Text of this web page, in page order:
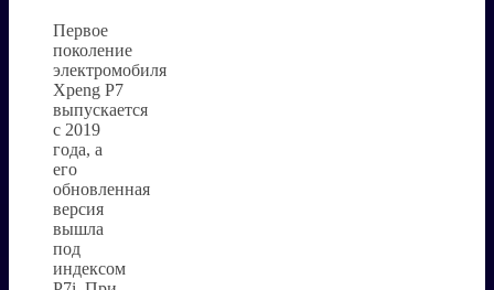
Первое
поколение
электромобиля
Xpeng P7
выпускается
с 2019
года, а
его
обновленная
версия
вышла
под
индексом